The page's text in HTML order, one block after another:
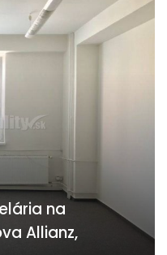
na
Allianz,